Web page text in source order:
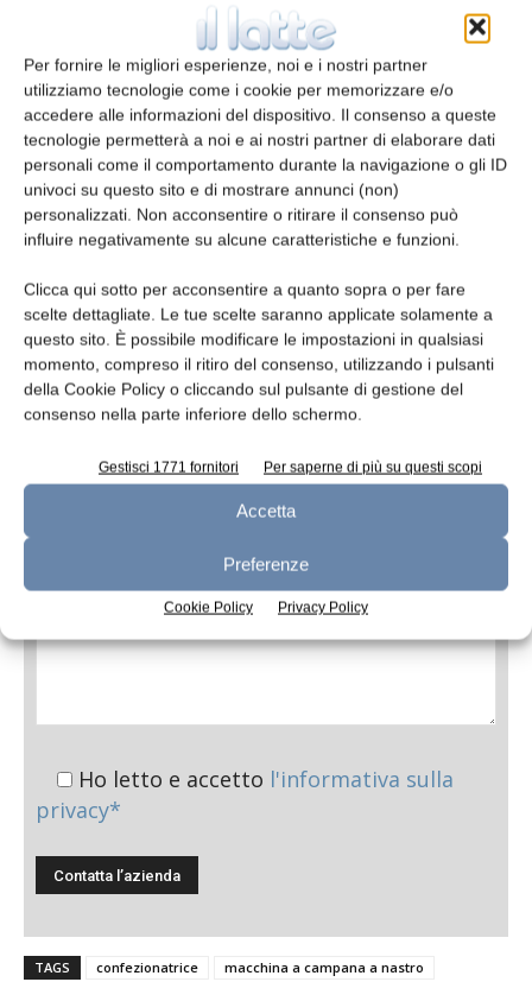
Per fornire le migliori esperienze, noi e i nostri partner
utilizziamo tecnologie come i cookie per memorizzare e/o
accedere alle informazioni del dispositivo. Il consenso a queste
tecnologie permetterà a noi e ai nostri partner di elaborare dati
personali come il comportamento durante la navigazione o gli ID
univoci su questo sito e di mostrare annunci (non)
personalizzati. Non acconsentire o ritirare il consenso può
influire negativamente su alcune caratteristiche e funzioni.
Clicca qui sotto per acconsentire a quanto sopra o per fare
scelte dettagliate. Le tue scelte saranno applicate solamente a
questo sito. È possibile modificare le impostazioni in qualsiasi
momento, compreso il ritiro del consenso, utilizzando i pulsanti
della Cookie Policy o cliccando sul pulsante di gestione del
consenso nella parte inferiore dello schermo.
Gestisci 1771 fornitori Per saperne di più su questi scopi
Accetta
Preferenze
Cookie Policy Privacy Policy
E-mail*
Telefono
Oggetto
Messaggio
Ho letto e accetto l'informativa sulla
privacy*
TAGS confezionatrice macchina a campana a nastro